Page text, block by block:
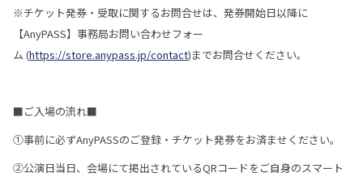
※チケット発券・受取に関するお問合せは、発券開始日以降に
【AnyPASS】事務局お問い合わせフォー
ム (https://store.anypass.jp/contact)までお問合せください。
■ご入場の流れ■
①事前に必ずAnyPASSのご登録・チケット発券をお済ませください。
②公演日当日、会場にて掲出されているQRコードをご自身のスマート